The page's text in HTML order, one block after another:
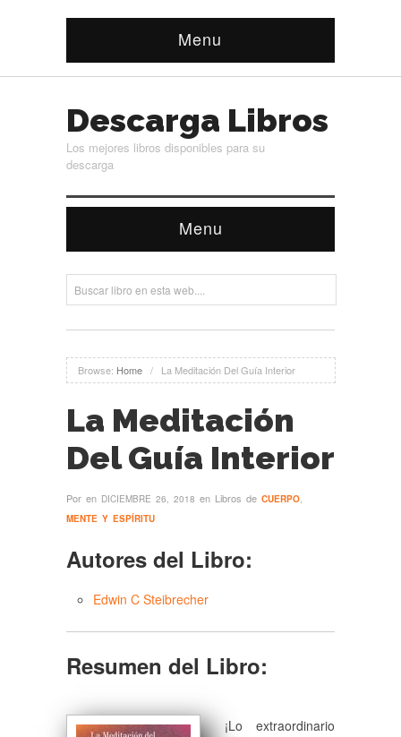
Menu
Descarga Libros
Los mejores libros disponibles para su
descarga
Menu
Browse: Home / La Meditación Del Guía Interior
La Meditación
Del Guía Interior
Por en DICIEMBRE 26, 2018 en Libros de CUERPO,
MENTE Y ESPÍRITU
Autores del Libro:
Edwin C Steibrecher
Resumen del Libro:
¡Lo extraordinario